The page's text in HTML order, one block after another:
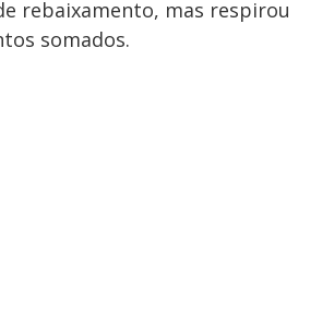
rebaixamento, mas respirou
somados.